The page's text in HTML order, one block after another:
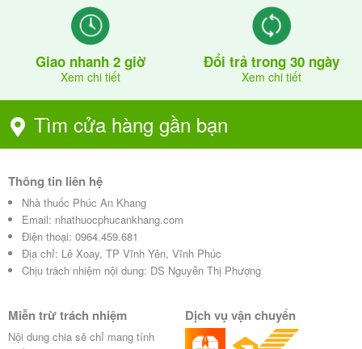
Giao nhanh 2 giờ
Xem chi tiết
Đổi trả trong 30 ngày
Xem chi tiết
Tìm cửa hàng gần bạn
Thông tin liên hệ
Nhà thuốc Phúc An Khang
Email: nhathuocphucankhang.com
Điện thoại: 0964.459.681
Địa chỉ: Lê Xoay, TP Vĩnh Yên, Vĩnh Phúc
Chịu trách nhiệm nội dung: DS Nguyễn Thị Phượng
Miễn trừ trách nhiệm
Nội dung chia sẻ chỉ mang tính
Dịch vụ vận chuyển